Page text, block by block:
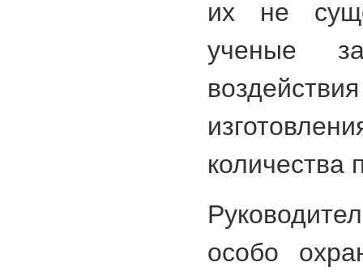
их не
ученые
количества
особо